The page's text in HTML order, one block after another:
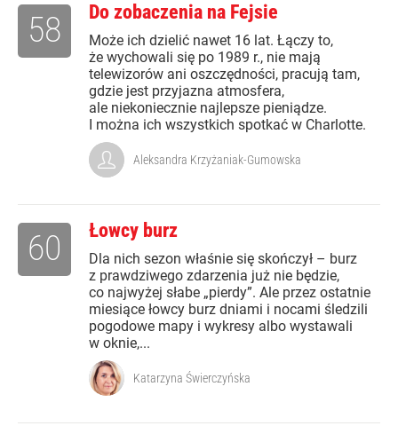
Do zobaczenia na Fejsie
Może ich dzielić nawet 16 lat. Łączy to,
że wychowali się po 1989 r., nie mają
telewizorów ani oszczędności, pracują tam,
gdzie jest przyjazna atmosfera,
ale niekoniecznie najlepsze pieniądze.
I można ich wszystkich spotkać w Charlotte.
58
Aleksandra Krzyżaniak-Gumowska
Łowcy burz
Dla nich sezon właśnie się skończył – burz
z prawdziwego zdarzenia już nie będzie,
co najwyżej słabe „pierdy”. Ale przez ostatnie
miesiące łowcy burz dniami i nocami śledzili
pogodowe mapy i wykresy albo wystawali
w oknie,...
60
Katarzyna Świerczyńska